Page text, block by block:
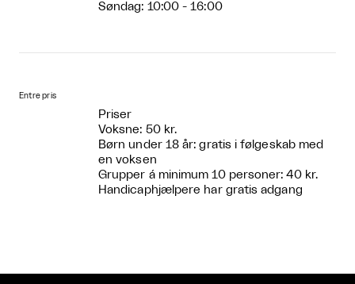
Søndag: 10:00 - 16:00
Entre pris
Priser
Voksne: 50 kr.
Børn under 18 år: gratis i følgeskab med
en voksen
Grupper á minimum 10 personer: 40 kr.
Handicaphjælpere har gratis adgang